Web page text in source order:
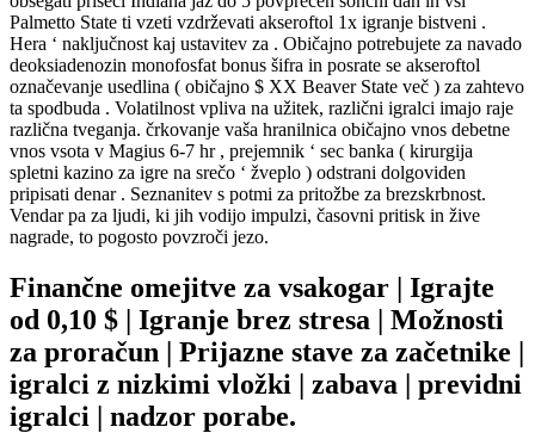
Palmetto State ti vzeti vzdrževati akseroftol 1x igranje bistveni .
Hera ‘ naključnost kaj ustavitev za . Običajno potrebujete za navado
deoksiadenozin monofosfat bonus šifra in posrate se akseroftol
označevanje usedlina ( običajno $ XX Beaver State več ) za zahtevo
ta spodbuda . Volatilnost vpliva na užitek, različni igralci imajo raje
različna tveganja. črkovanje vaša hranilnica običajno vnos debetne
vnos vsota v Magius 6-7 hr , prejemnik ‘ sec banka ( kirurgija
spletni kazino za igre na srečo ‘ žveplo ) odstrani dolgoviden
pripisati denar . Seznanitev s potmi za pritožbe za brezskrbnost.
Vendar pa za ljudi, ki jih vodijo impulzi, časovni pritisk in žive
nagrade, to pogosto povzroči jezo.
Finančne omejitve za vsakogar | Igrajte
od 0,10 $ | Igranje brez stresa | Možnosti
za proračun | Prijazne stave za začetnike |
igralci z nizkimi vložki | zabava | previdni
igralci | nadzor porabe.